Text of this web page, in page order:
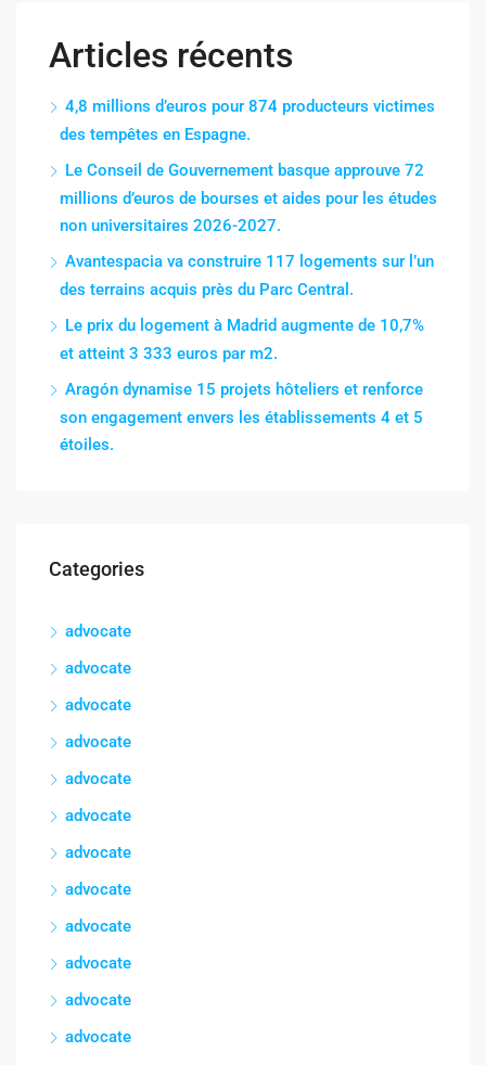
Articles récents
4,8 millions d’euros pour 874 producteurs victimes
des tempêtes en Espagne.
Le Conseil de Gouvernement basque approuve 72
millions d’euros de bourses et aides pour les études
non universitaires 2026-2027.
Avantespacia va construire 117 logements sur l’un
des terrains acquis près du Parc Central.
Le prix du logement à Madrid augmente de 10,7%
et atteint 3 333 euros par m2.
Aragón dynamise 15 projets hôteliers et renforce
son engagement envers les établissements 4 et 5
étoiles.
Categories
advocate
advocate
advocate
advocate
advocate
advocate
advocate
advocate
advocate
advocate
advocate
advocate